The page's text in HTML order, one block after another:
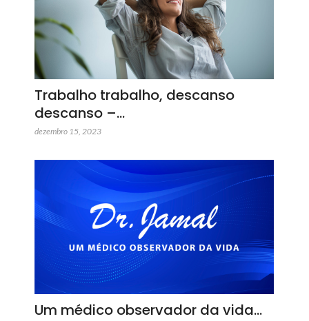
Trabalho trabalho, descanso
descanso –…
dezembro 15, 2023
Um médico observador da vida…